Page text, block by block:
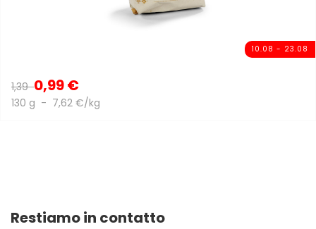
10.08 - 23.08
1,390,99 €
130 g - 7,62 €/kg
Restiamo in contatto